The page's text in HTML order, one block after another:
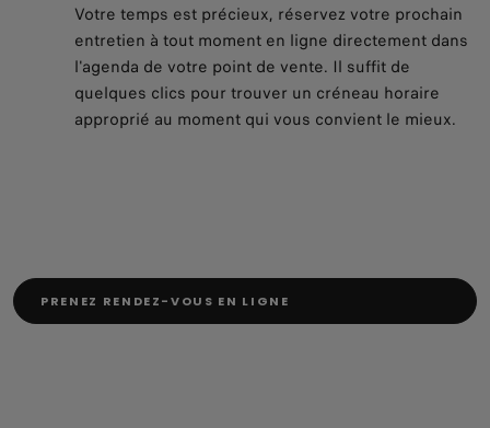
Votre temps est précieux, réservez votre prochain
entretien à tout moment en ligne directement dans
l'agenda de votre point de vente. Il suffit de
quelques clics pour trouver un créneau horaire
approprié au moment qui vous convient le mieux.
PRENEZ RENDEZ-VOUS EN LIGNE